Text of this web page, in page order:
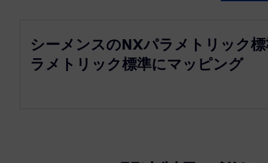
シーメンスのNXパラメトリック
ラメトリック標準にマッピング